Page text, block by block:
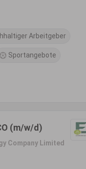
Arbeitgeber
Sportangebote
(m/w/d)
Company Limited